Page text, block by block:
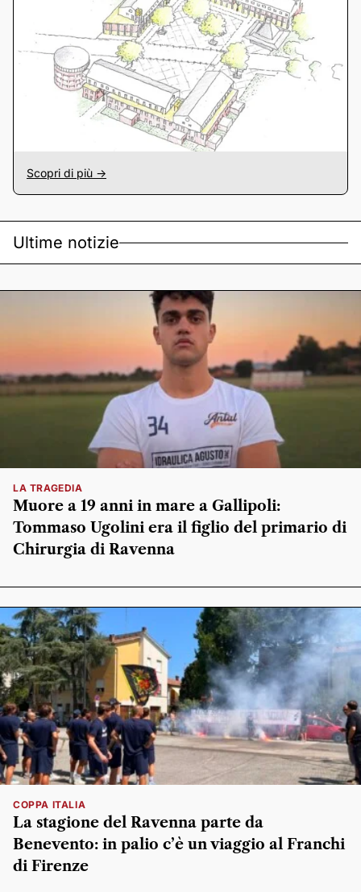
Scopri di più ->
Ultime notizie
LA TRAGEDIA
Muore a 19 anni in mare a Gallipoli:
Tommaso Ugolini era il figlio del primario di
Chirurgia di Ravenna
COPPA ITALIA
La stagione del Ravenna parte da
Benevento: in palio c’è un viaggio al Franchi
di Firenze